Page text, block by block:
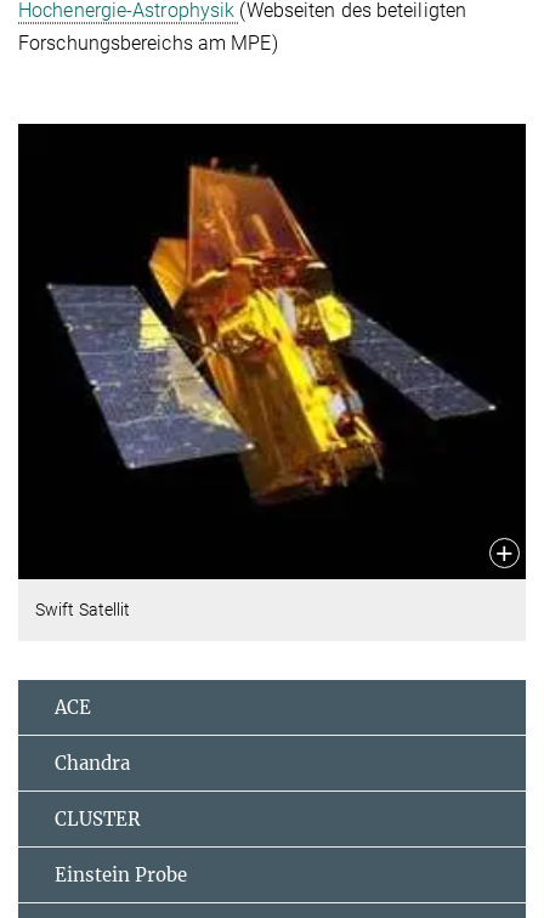
Hochenergie-Astrophysik (Webseiten des beteiligten
Forschungsbereichs am MPE)
Swift Satellit
ACE
Chandra
CLUSTER
Einstein Probe